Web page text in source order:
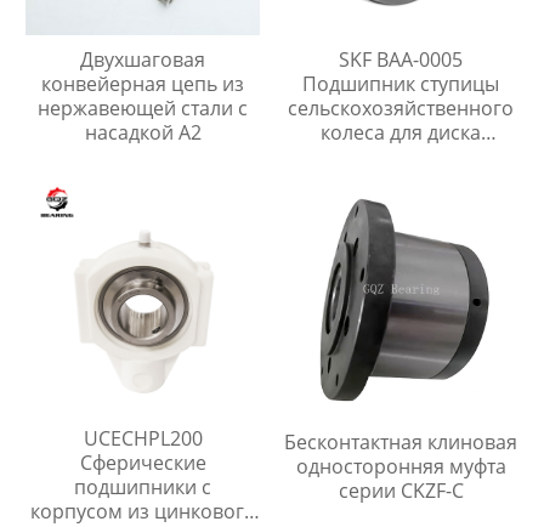
Двухшаговая
конвейерная цепь из
нержавеющей стали с
насадкой A2
SKF BAA-0005
Подшипник ступицы
сельскохозяйственного
колеса для диска
UCECHPL200
Сферические
подшипники с
корпусом из цинкового
Бесконтактная клиновая
односторонняя муфта
серии CKZF-C